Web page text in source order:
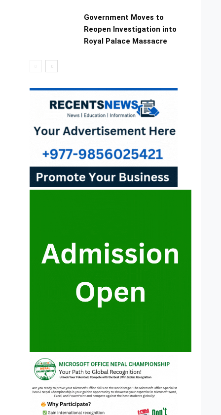
Government Moves to
Reopen Investigation into
Royal Palace Massacre